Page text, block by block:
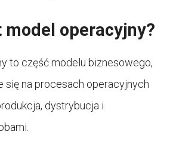
model operacyjny?
to część modelu biznesowego,
się na procesach operacyjnych
dystrybucja i